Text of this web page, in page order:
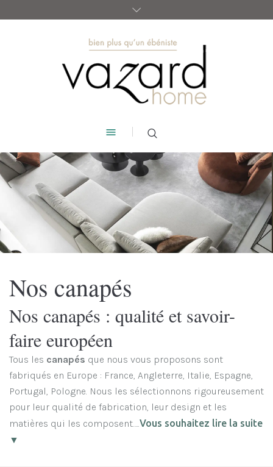
Nos canapés
Nos canapés : qualité et savoir-
faire européen
Tous les canapés que nous vous proposons sont
fabriqués en Europe : France, Angleterre, Italie, Espagne,
Portugal, Pologne. Nous les sélectionnons rigoureusement
pour leur qualité de fabrication, leur design et les
matières qui les composent…..Vous souhaitez lire la suite
▼